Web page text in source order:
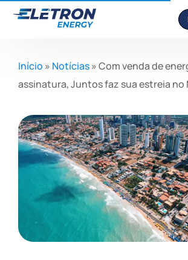
Início » Notícias»Com venda de
assinatura, Juntos faz sua estreia no